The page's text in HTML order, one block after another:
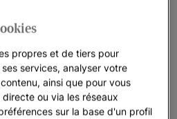
propres et de tiers pour
services, analyser votre
ainsi que pour vous
ou via les réseaux
sur la base d'un profil